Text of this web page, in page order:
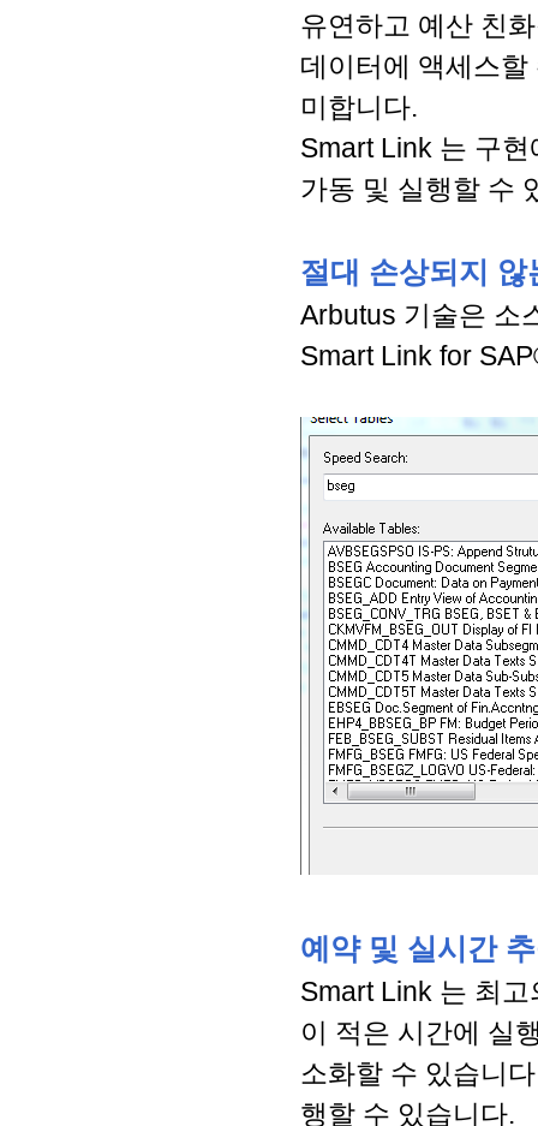
유연하고 예산 친
데이터에 액세스
미합니다.
Smart Link 는 구
가동 및 실행할 수
절대 손상되지 않
Arbutus 기술은 소
Smart Link for
예약 및 실시간
Smart Link 는 최
이 적은 시간에 실
소화할 수 있습니
행할 수 있습니다.